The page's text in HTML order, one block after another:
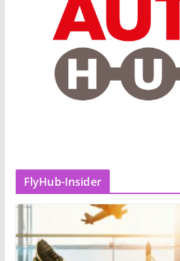
FlyHub-Insider